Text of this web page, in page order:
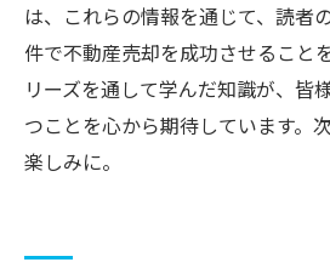
は、これらの情報を通じて、読者
件で不動産売却を成功させること
リーズを通して学んだ知識が、皆
つことを心から期待しています。
楽しみに。